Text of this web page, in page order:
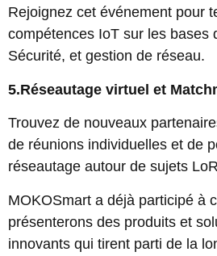
Rejoignez cet événement pour
compétences IoT sur les bases
Sécurité, et gestion de réseau.
5.Réseautage virtuel et
Trouvez de nouveaux
de réunions individuelles et de
réseautage autour de sujets
MOKOSmart a déjà participé à
présenterons des produits et
innovants qui tirent parti de la